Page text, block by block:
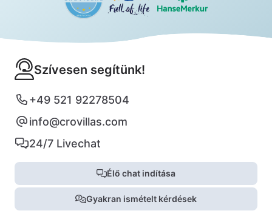
Szívesen segítünk!
+49 521 92278504
info@crovillas.com
24/7 Livechat
Élő chat indítása
Gyakran ismételt kérdések